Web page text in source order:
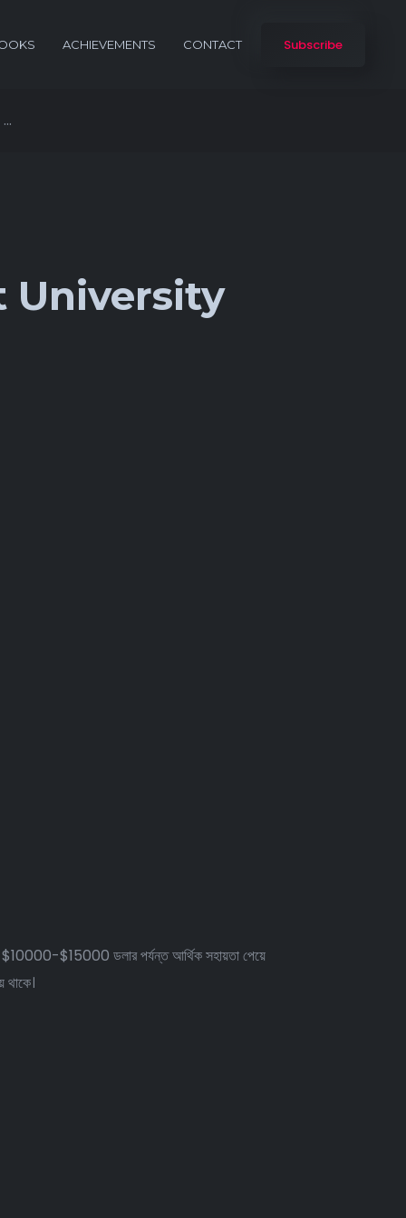
ACHIEVEMENTS CONTACT Subscribe
University
$15000 ডলার পর্যন্ত আর্থিক সহায়তা পেয়ে